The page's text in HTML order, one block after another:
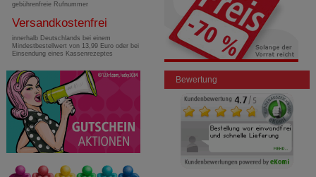
gebührenfreie Rufnummer
Versandkostenfrei
innerhalb Deutschlands bei einem
Mindestbestellwert von 13,99 Euro oder bei
Einsendung eines Kassenrezeptes
Bewertung